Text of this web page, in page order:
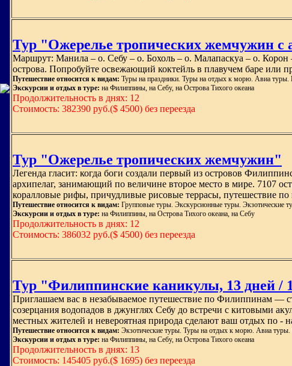
Тур "Ожерелье тропических жемчужин с
Маршрут: Манила – о. Себу – о. Бохоль – о. Малапаскуа – о. Корон
острова. Попробуйте освежающий коктейль в плавучем баре или
Путешествие относится к видам: Туры на праздники. Туры на отдых к морю. Авиа туры.
Экскурсии и отдых в туре: на Филиппины, на Себу, на Острова Тихого океана
Продолжительность в днях: 12
Стоимость: 382390 руб.($ 4500) без переезда
Тур "Ожерелье тропических жемчужин"
Легенда гласит: когда боги создали первый из островов
архипелаг, занимающий по величине второе место в мире. 7107
коралловые рифы, причудливые рисовые террасы, путешествие
Путешествие относится к видам: Групповые туры. Экскурсионные туры. Экзотические
Экскурсии и отдых в туре: на Филиппины, на Острова Тихого океана, на Себу
Продолжительность в днях: 12
Стоимость: 386032 руб.($ 4500) без переезда
Тур "Филиппинские каникулы, 13 дней /
Приглашаем вас в незабываемое путешествие по Филиппинам —
созерцания водопадов в джунглях Себу до встречи с китовыми
местных жителей и невероятная природа сделают ваш отдых по -
Путешествие относится к видам: Экзотические туры. Туры на отдых к морю. Авиа
Экскурсии и отдых в туре: на Филиппины, на Себу, на Острова Тихого океана
Продолжительность в днях: 13
Стоимость: 145405 руб.($ 1695) без переезда